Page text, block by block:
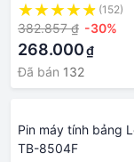
9th 8th 7th 10.2 Pro
2021 2020 11 6th
9.7
(152)
382.857 ₫ -30%
268.000₫
Đã bán 132
Pin máy tính bảng
TB-8504F